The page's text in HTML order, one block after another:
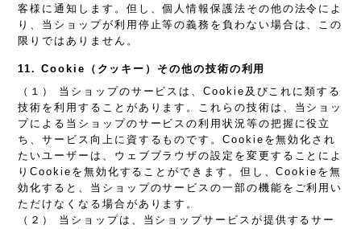
客様に通知します。但し、個人情報保護法その他の法令によ
り、当ショップが利用停止等の義務を負わない場合は、この
限りではありません。
11. Cookie（クッキー）その他の技術の利用
（１） 当ショップのサービスは、Cookie及びこれに類する
技術を利用することがあります。これらの技術は、当ショッ
プによる当ショップのサービスの利用状況等の把握に役立
ち、サービス向上に資するものです。Cookieを無効化され
たいユーザーは、ウェブブラウザの設定を変更することによ
りCookieを無効化することができます。但し、Cookieを無
効化すると、当ショップのサービスの一部の機能をご利用い
ただけなくなる場合があります。
（２） 当ショップは、当ショップサービスが提供するサー